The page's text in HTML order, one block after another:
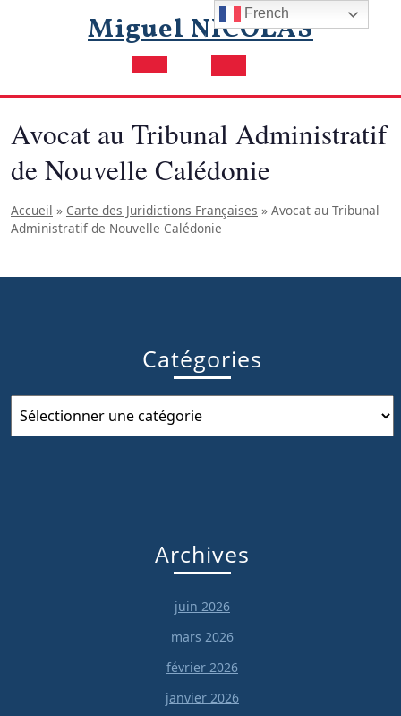
Miguel NICOLAS
Open
Avocat au Tribunal Administratif
de Nouvelle Calédonie
Accueil » Carte des Juridictions Françaises » Avocat au Tribunal
Administratif de Nouvelle Calédonie
Catégories
Catégories
Archives
juin 2026
mars 2026
février 2026
janvier 2026
French